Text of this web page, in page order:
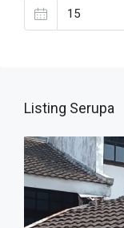
Listing Serupa